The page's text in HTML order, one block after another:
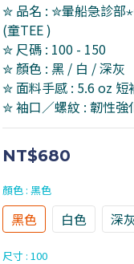
✮ 品名 : ✮暈船急診部
(童TEE )
✮ 尺碼 : 100 - 150
✮ 顏色 : 黑 / 白 / 深灰
✮ 面料手感 : 5.6 oz 短
✮ 袖口／螺紋 : 韌性強
NT$680
顏色 : 黑色
黑色 白色 深
尺寸 : 100